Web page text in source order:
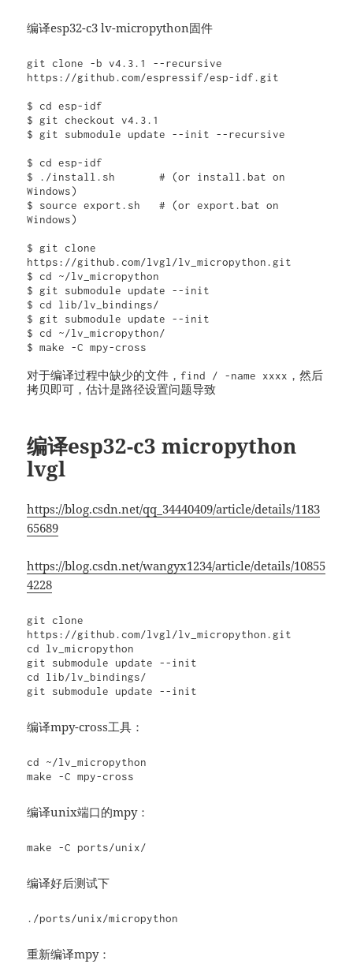
编译esp32-c3 lv-micropython固件
git clone -b v4.3.1 --recursive
https://github.com/espressif/esp-idf.git
$ cd esp-idf
$ git checkout v4.3.1
$ git submodule update --init --recursive
$ cd esp-idf
$ ./install.sh       # (or install.bat on
Windows)
$ source export.sh   # (or export.bat on
Windows)
$ git clone
https://github.com/lvgl/lv_micropython.git
$ cd ~/lv_micropython
$ git submodule update --init
$ cd lib/lv_bindings/
$ git submodule update --init
$ cd ~/lv_micropython/
$ make -C mpy-cross
对于编译过程中缺少的文件，find / -name xxxx，然后
拷贝即可，估计是路径设置问题导致
编译esp32-c3 micropython
lvgl
https://blog.csdn.net/qq_34440409/article/details/1183
65689
https://blog.csdn.net/wangyx1234/article/details/10855
4228
git clone
https://github.com/lvgl/lv_micropython.git
cd lv_micropython
git submodule update --init
cd lib/lv_bindings/
git submodule update --init
编译mpy-cross工具：
cd ~/lv_micropython
make -C mpy-cross
编译unix端口的mpy：
make -C ports/unix/
编译好后测试下
./ports/unix/micropython
重新编译mpy：